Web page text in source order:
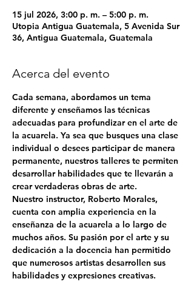
15 jul 2026, 3:00 p. m. – 5:00 p. m.
Utopia Antigua Guatemala, 5 Avenida Sur
36, Antigua Guatemala, Guatemala
Acerca del evento
Cada semana, abordamos un tema
diferente y enseñamos las técnicas
adecuadas para profundizar en el arte de
la acuarela. Ya sea que busques una clase
individual o desees participar de manera
permanente, nuestros talleres te permiten
desarrollar habilidades que te llevarán a
crear verdaderas obras de arte.
Nuestro instructor, Roberto Morales,
cuenta con amplia experiencia en la
enseñanza de la acuarela a lo largo de
muchos años. Su pasión por el arte y su
dedicación a la docencia han permitido
que numerosos artistas desarrollen sus
habilidades y expresiones creativas.